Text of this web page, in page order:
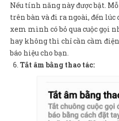
Nếu tính năng này được bật.
trên bàn và đi ra ngoài, đến
xem mình có bỏ qua cuộc gọi
hay không thì chỉ cần cầm
báo hiệu cho bạn.
Tắt âm bằng thao tác: